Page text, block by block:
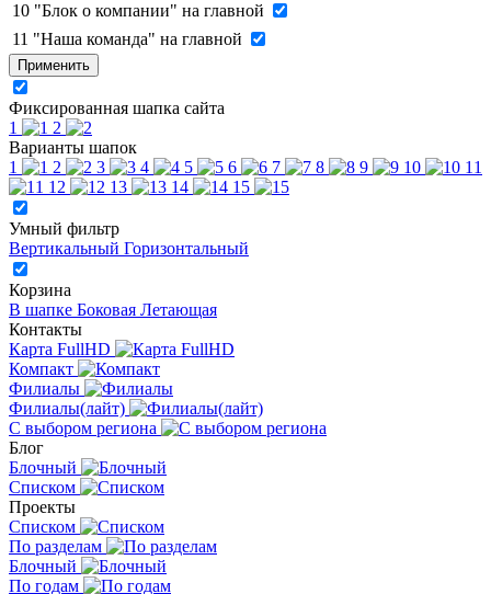
10 "Блок о компании" на главной
11 "Наша команда" на главной
Применить
Фиксированная шапка сайта
1
2
Варианты шапок
1
2 3 4 5 6 7 8 9 10
11
12
13 14 15
Умный фильтр
Вертикальный Горизонтальный
Корзина
В шапке Боковая Летающая
Контакты
Карта FullHD
Компакт
Филиалы
Филиалы(лайт)
С выбором региона
Блог
Блочный
Списком
Проекты
Списком
По разделам
Блочный
По годам